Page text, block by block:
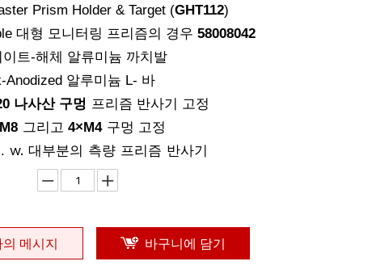
Prism Holder & Target (GHT112)
대형 모니터링 프리즘의 경우 58008042
트-해체 알류미늄 까치발
Anodized 알루미늄 L- 바
나사산 구멍 프리즘 반사기 고정
M8 그리고 4× M4 구멍 고정
. w. 대부분의 측량 프리즘 반사기
메시지 바구니에 담기